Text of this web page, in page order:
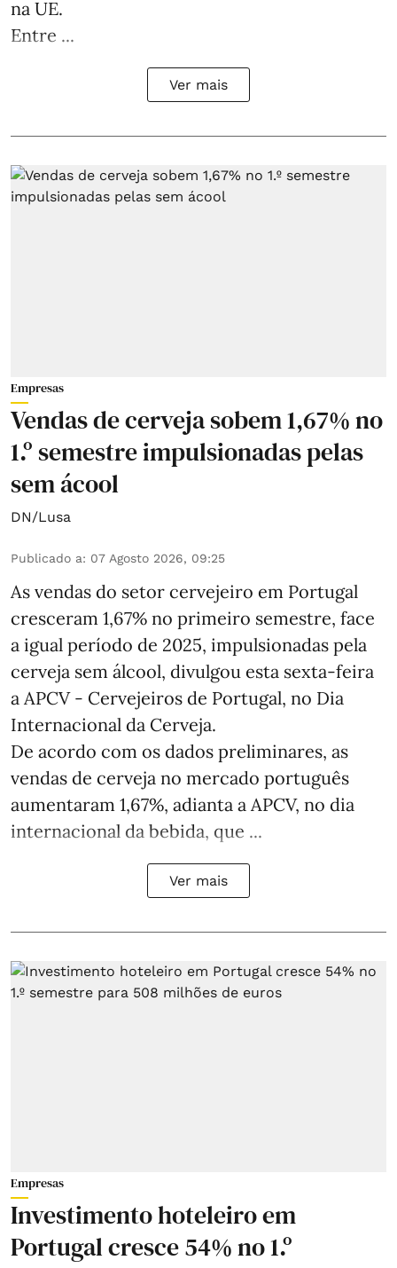
na UE.
Entre ...
Ver mais
Empresas
Vendas de cerveja sobem 1,67% no
1.º semestre impulsionadas pelas
sem ácool
DN/Lusa
Publicado a: 07 Agosto 2026, 09:25
As vendas do setor cervejeiro em Portugal
cresceram 1,67% no primeiro semestre, face
a igual período de 2025, impulsionadas pela
cerveja sem álcool, divulgou esta sexta-feira
a APCV - Cervejeiros de Portugal, no Dia
Internacional da Cerveja.
De acordo com os dados preliminares, as
vendas de cerveja no mercado português
aumentaram 1,67%, adianta a APCV, no dia
internacional da bebida, que ...
Ver mais
Empresas
Investimento hoteleiro em
Portugal cresce 54% no 1.º